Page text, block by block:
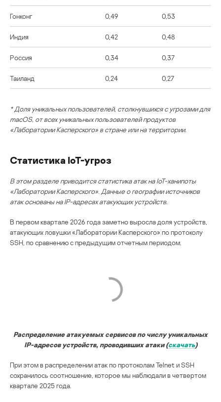
Гонконг 0,49 0,53
Индия 0,42 0,48
Россия 0,34 0,37
Таиланд 0,24 0,27
* Доля уникальных пользователей, столкнувшихся с угрозами для
macOS, от всех уникальных пользователей продуктов
«Лаборатории Касперского» в стране или на территории.
Статистика IoT-угроз
В этом разделе приводится статистика атак на IoT-ханипоты
«Лаборатории Касперского». Данные о географии источников
атак основаны на IP-адресах атакующих устройств.
В первом квартале 2026 года заметно выросла доля устройств,
атакующих ловушки «Лаборатории Касперского» по протоколу
SSH, по сравнению с предыдущим отчетным периодом.
Распределение атакуемых сервисов по числу уникальных
IP-адресов устройств, проводивших атаки (скачать)
При этом в распределении атак по протоколам Telnet и SSH
сохранилось соотношение, которое мы наблюдали в четвертом
квартале 2025 года.